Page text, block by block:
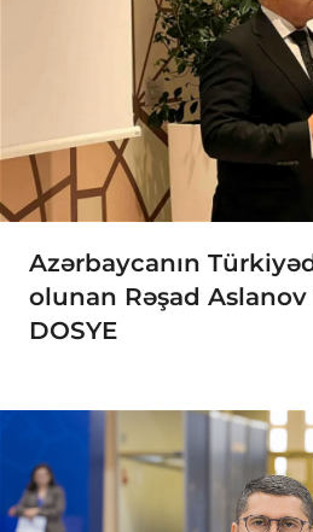
Azərbaycanın
olunan Rəşad
DOSYE